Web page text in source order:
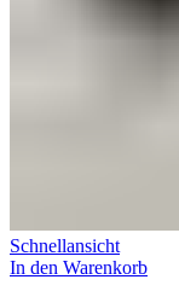
Schnellansicht
In den Warenkorb